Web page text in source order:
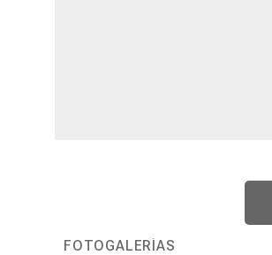
FOTOGALERÍAS